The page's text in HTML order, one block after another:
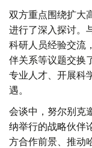
双方重点围绕扩大
进行了深入探讨。
科研人员经验交流
伴关系等议题交换
专业人才、开展科
遇。
会谈中，努尔别克
纳举行的战略伙伴
方合作前景、推动